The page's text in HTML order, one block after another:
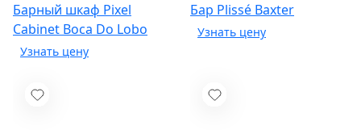
Барный шкаф Pixel
Cabinet Boca Do Lobo
Бар Plissé Baxter